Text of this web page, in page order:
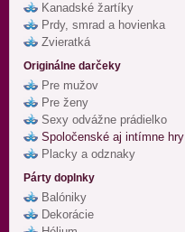
Kanadské žartíky
Prdy, smrad a hovienka
Zvieratká
Originálne darčeky
Pre mužov
Pre ženy
Sexy odvážne prádielko
Spoločenské aj intímne hry
Placky a odznaky
Párty doplnky
Balóniky
Dekorácie